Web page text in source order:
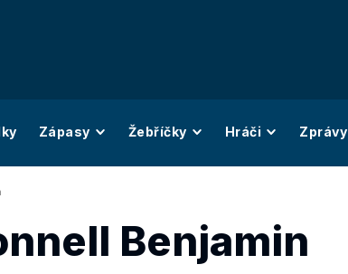
Zápasy Žebříčky Hráči Zprávy
Benjamin